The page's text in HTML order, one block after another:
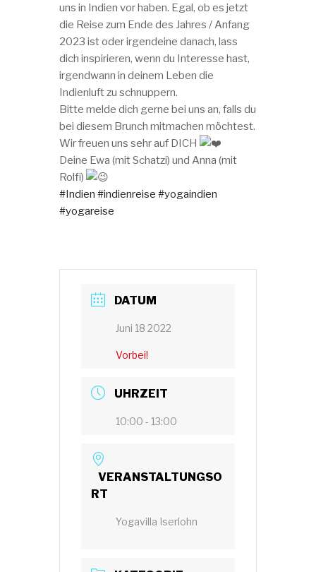
uns in Indien vor haben. Egal, ob es jetzt
die Reise zum Ende des Jahres / Anfang
2023 ist oder irgendeine danach, lass
dich inspirieren, wenn du Interesse hast,
irgendwann in deinem Leben die
Indienluft zu schnuppern.
Bitte melde dich gerne bei uns an, falls du
bei diesem Brunch mitmachen möchtest.
Wir freuen uns sehr auf DICH
Deine Ewa (mit Schatzi) und Anna (mit
Rolfi)
#Indien #indienreise #yogaindien
#yogareise
DATUM
Juni 18 2022
Vorbei!
UHRZEIT
10:00 - 13:00
VERANSTALTUNGSO
RT
Yogavilla Iserlohn